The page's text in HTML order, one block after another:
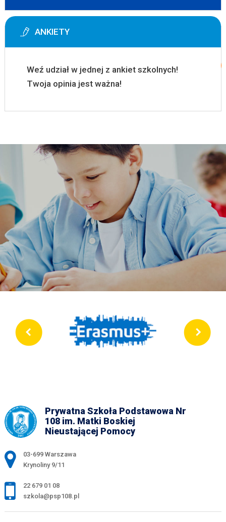
ANKIETY
Weź udział w jednej z ankiet szkolnych!
Twoja opinia jest ważna!
Prywatna Szkoła Podstawowa Nr
108 im. Matki Boskiej
Nieustającej Pomocy
Adres pocztowy:
03-699 Warszawa
Krynoliny 9/11
22 679 01 08
szkola@psp108.pl